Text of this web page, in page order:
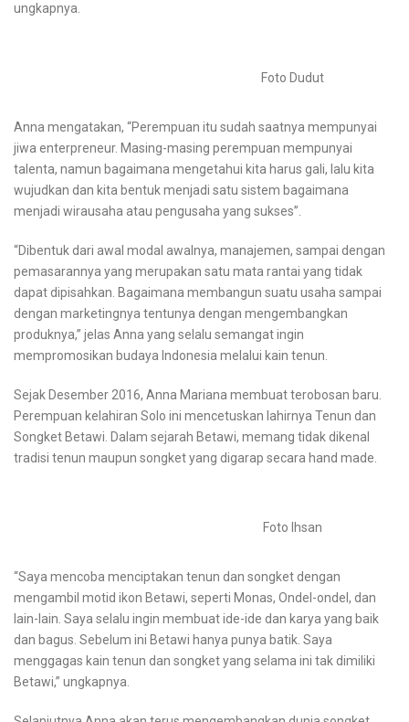
ungkapnya.
Foto Dudut
Anna mengatakan, “Perempuan itu sudah saatnya mempunyai
jiwa enterpreneur. Masing-masing perempuan mempunyai
talenta, namun bagaimana mengetahui kita harus gali, lalu kita
wujudkan dan kita bentuk menjadi satu sistem bagaimana
menjadi wirausaha atau pengusaha yang sukses”.
“Dibentuk dari awal modal awalnya, manajemen, sampai dengan
pemasarannya yang merupakan satu mata rantai yang tidak
dapat dipisahkan. Bagaimana membangun suatu usaha sampai
dengan marketingnya tentunya dengan mengembangkan
produknya,” jelas Anna yang selalu semangat ingin
mempromosikan budaya Indonesia melalui kain tenun.
Sejak Desember 2016, Anna Mariana membuat terobosan baru.
Perempuan kelahiran Solo ini mencetuskan lahirnya Tenun dan
Songket Betawi. Dalam sejarah Betawi, memang tidak dikenal
tradisi tenun maupun songket yang digarap secara hand made.
Foto Ihsan
“Saya mencoba menciptakan tenun dan songket dengan
mengambil motid ikon Betawi, seperti Monas, Ondel-ondel, dan
lain-lain. Saya selalu ingin membuat ide-ide dan karya yang baik
dan bagus. Sebelum ini Betawi hanya punya batik. Saya
menggagas kain tenun dan songket yang selama ini tak dimiliki
Betawi,” ungkapnya.